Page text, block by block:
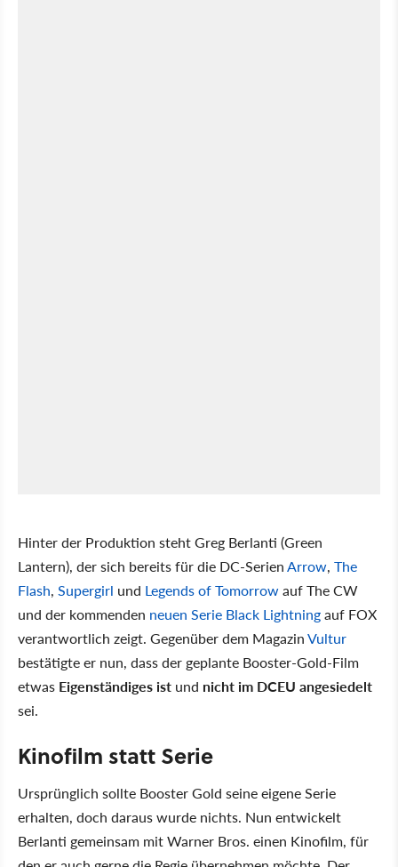
Hinter der Produktion steht Greg Berlanti (Green
Lantern), der sich bereits für die DC-SerienArrow, The
Flash, Supergirl und Legends of Tomorrowauf The CW
und der kommenden neuen Serie Black Lightningauf FOX
verantwortlich zeigt. Gegenüber dem MagazinVultur
bestätigte er nun, dass der geplante Booster-Gold-Film
etwas Eigenständiges ist und nicht im DCEU angesiedelt
sei.
Kinofilm statt Serie
Ursprünglich sollte Booster Gold seine eigene Serie
erhalten, doch daraus wurde nichts. Nun entwickelt
Berlanti gemeinsam mit Warner Bros. einen Kinofilm, für